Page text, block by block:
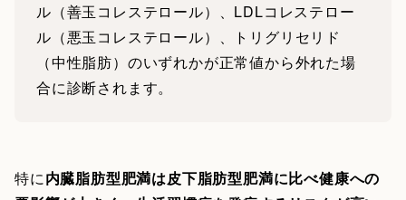
ル（善玉コレステロール）、LDLコレステロー
ル（悪玉コレステロール）、トリグリセリド
（中性脂肪）のいずれかが正常値から外れた場
合に診断されます。
特に内臓脂肪型肥満は皮下脂肪型肥満に比べ健康への